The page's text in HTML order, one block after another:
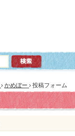
› かめぼー › 投稿フォーム